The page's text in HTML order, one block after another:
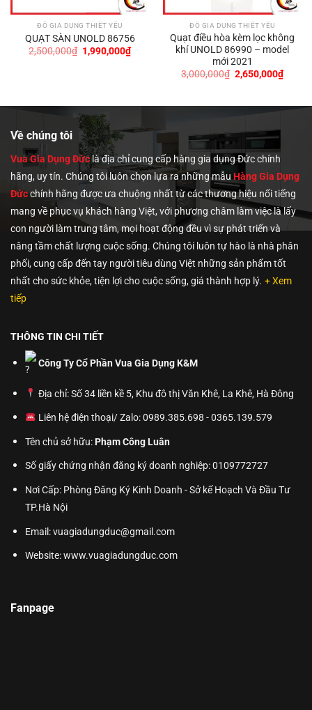
ĐỒ GIA DỤNG THIẾT YẾU
QUẠT SÀN UNOLD 86756
2,500,000₫ Giá
gốc
1,990,000₫Giá
hiện
ĐỒ GIA DỤNG THIẾT YẾU
Quạt điều hòa kèm lọc không
khí UNOLD 86990 – model
mới 2021
3,000,000₫ Giá
gốc
2,650,000₫Giá
hiện
Về chúng tôi
Vua Gia Dụng Đứclà địa chỉ cung cấp hàng gia dụng Đức chính
hãng, uy tín. Chúng tôiluôn chọn lựa ra những mẫu Hàng Gia Dụng
Đứcchính hãng được ưa chuộng nhất từ các thương hiệu nổi tiếng
mang về phục vụ khách hàng Việt, với phương châm làm việc là lấy
con người làm trung tâm, mọi hoạt động đều vì sự phát triển và
nâng tầm chất lượng cuộc sống. Chúng tôi luôn tự hào là nhà phân
phối, cung cấp đến tay người tiêu dùng Việt những sản phẩm tốt
nhất cho sức khỏe, tiện lợi cho cuộc sống, giá thành hợp lý. + Xem
tiếp
THÔNG TIN CHI TIẾT
Công Ty Cổ Phần Vua Gia Dụng K&M
Địa chỉ: Số 34 liền kề 5, Khu đô thị Văn Khê, La Khê, Hà Đông
Liên hệ điện thoại/ Zalo: 0989.385.698 - 0365.139.579
Tên chủ sở hữu:Phạm Công Luân
Số giấy chứng nhận đăng ký doanh nghiệp: 0109772727
Nơi Cấp: Phòng Đăng Ký Kinh Doanh - Sở kế Hoạch Và Đầu Tư
TP.Hà Nội
Email: vuagiadungduc@gmail.com
Website:www.vuagiadungduc.com
Fanpage